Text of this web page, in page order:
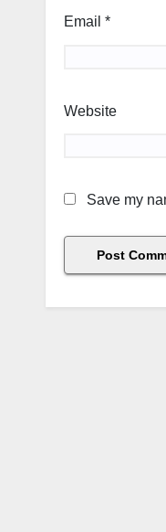
Email *
Website
Save my